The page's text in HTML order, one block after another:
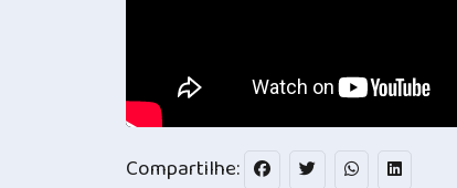
Compartilhe: